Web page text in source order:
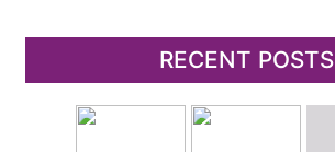
RECENT POSTS